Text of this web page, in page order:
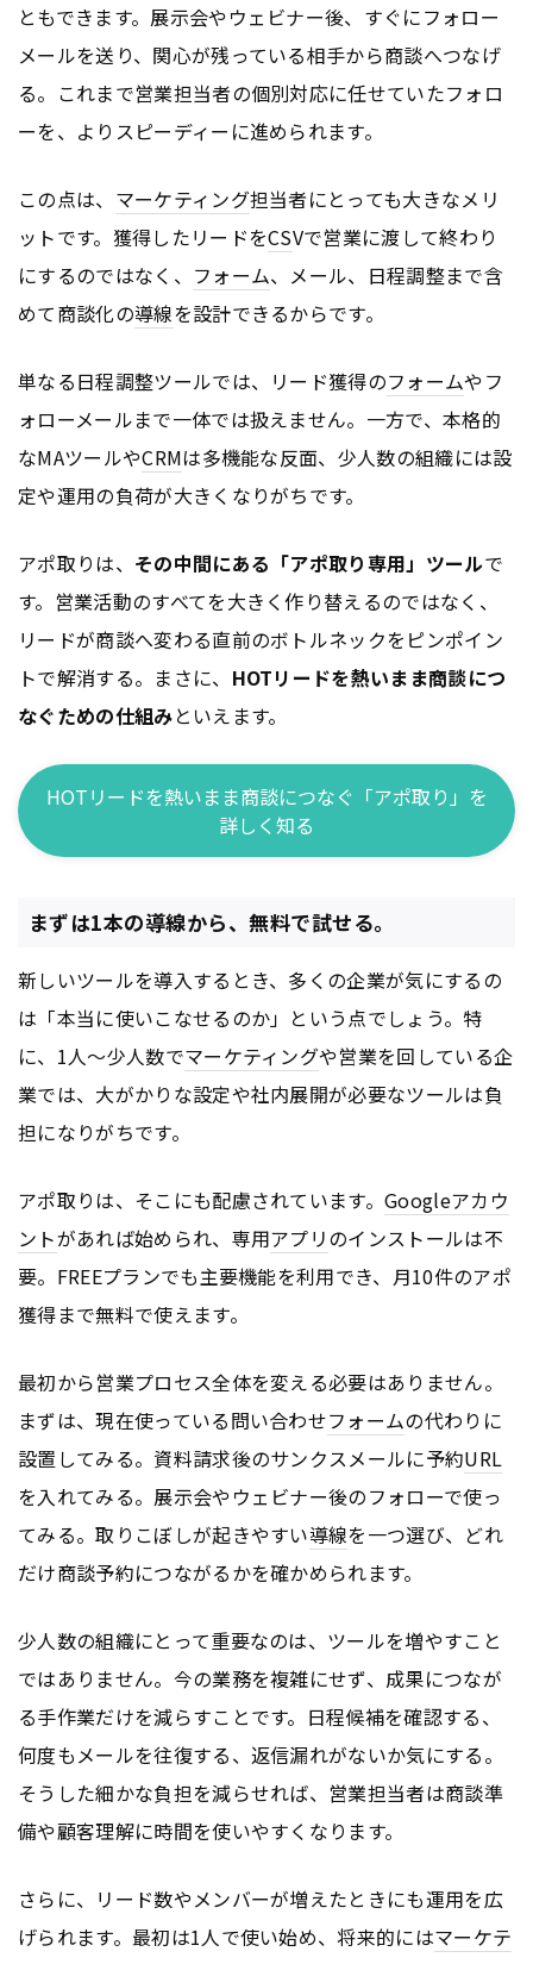
ともできます。展示会やウェビナー後、すぐにフォロー
メールを送り、関心が残っている相手から商談へつなげ
る。これまで営業担当者の個別対応に任せていたフォロ
ーを、よりスピーディーに進められます。
この点は、 マーケティング担当者にとっても大きなメリ
ットです。獲得したリードをCSVで営業に渡して終わり
にするのではなく、 フォーム、メール、日程調整まで含
めて商談化の導線を設計できるからです。
単なる日程調整ツールでは、リード獲得のフォームやフ
ォローメールまで一体では扱えません。一方で、本格的
なMAツールやCRMは多機能な反面、少人数の組織には設
定や運用の負荷が大きくなりがちです。
アポ取りは、 その中間にある「アポ取り専用」ツールで
す。営業活動のすべてを大きく作り替えるのではなく、
リードが商談へ変わる直前のボトルネックをピンポイン
トで解消する。まさに、 HOTリードを熱いまま商談につ
なぐための仕組みといえます。
HOTリードを熱いまま商談につなぐ「アポ取り」を
詳しく知る
まずは1本の導線から、無料で試せる。
新しいツールを導入するとき、多くの企業が気にするの
は「本当に使いこなせるのか」という点でしょう。特
に、1人〜少人数でマーケティングや営業を回している企
業では、大がかりな設定や社内展開が必要なツールは負
担になりがちです。
アポ取りは、そこにも配慮されています。Googleアカウ
ントがあれば始められ、専用アプリのインストールは不
要。FREEプランでも主要機能を利用でき、月10件のアポ
獲得まで無料で使えます。
最初から営業プロセス全体を変える必要はありません。
まずは、現在使っている問い合わせフォームの代わりに
設置してみる。資料請求後のサンクスメールに予約URL
を入れてみる。展示会やウェビナー後のフォローで使っ
てみる。取りこぼしが起きやすい導線を一つ選び、どれ
だけ商談予約につながるかを確かめられます。
少人数の組織にとって重要なのは、ツールを増やすこと
ではありません。今の業務を複雑にせず、成果につなが
る手作業だけを減らすことです。日程候補を確認する、
何度もメールを往復する、返信漏れがないか気にする。
そうした細かな負担を減らせれば、営業担当者は商談準
備や顧客理解に時間を使いやすくなります。
さらに、リード数やメンバーが増えたときにも運用を広
げられます。最初は1人で使い始め、将来的にはマーケテ